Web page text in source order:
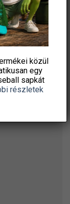
közül
egy
sapkát
részletek